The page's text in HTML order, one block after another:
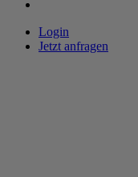
Login
Jetzt anfragen